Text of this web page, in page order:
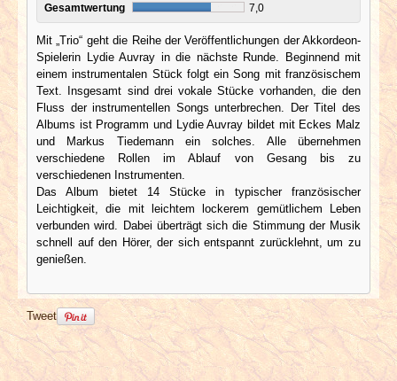
Gesamtwertung 7,0
Mit „Trio“ geht die Reihe der Veröffentlichungen der Akkordeon-
Spielerin Lydie Auvray in die nächste Runde. Beginnend mit
einem instrumentalen Stück folgt ein Song mit französischem
Text. Insgesamt sind drei vokale Stücke vorhanden, die den
Fluss der instrumentellen Songs unterbrechen. Der Titel des
Albums ist Programm und Lydie Auvray bildet mit Eckes Malz
und Markus Tiedemann ein solches. Alle übernehmen
verschiedene Rollen im Ablauf von Gesang bis zu
verschiedenen Instrumenten.
Das Album bietet 14 Stücke in typischer französischer
Leichtigkeit, die mit leichtem lockerem gemütlichem Leben
verbunden wird. Dabei überträgt sich die Stimmung der Musik
schnell auf den Hörer, der sich entspannt zurücklehnt, um zu
genießen.
Tweet